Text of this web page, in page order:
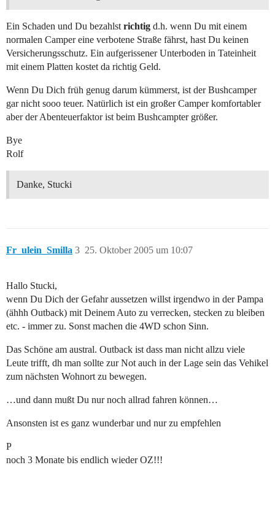
Ein Schaden und Du bezahlst richtig d.h. wenn Du mit einem
normalen Camper eine verbotene Straße fährst, hast Du keinen
Versicherungsschutz. Ein aufgerissener Unterboden in Tateinheit
mit einem Platten kostet da richtig Geld.
Wenn Du Dich früh genug darum kümmerst, ist der Bushcamper
gar nicht sooo teuer. Natürlich ist ein großer Camper komfortabler
aber der Abenteuerfaktor ist beim Bushcampter größer.
Bye
Rolf
Danke, Stucki
Fr_ulein_Smilla 25. Oktober 2005 um 10:07
3
Hallo Stucki,
wenn Du Dich der Gefahr aussetzen willst irgendwo in der Pampa
(ähhh Outback) mit Deinem Auto zu verrecken, stecken zu bleiben
etc. - immer zu. Sonst machen die 4WD schon Sinn.
Das Schöne am austral. Outback ist dass man nicht allzu viele
Leute trifft, dh man sollte zur Not auch in der Lage sein das Vehikel
zum nächsten Wohnort zu bewegen.
…und dann mußt Du nur noch allrad fahren können…
Ansonsten ist es ganz wunderbar und nur zu empfehlen
P
noch 3 Monate bis endlich wieder OZ!!!